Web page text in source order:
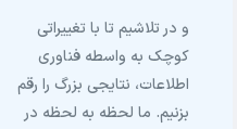
و در تلاشیم تا با تغییراتی
کوچک به واسطه فناوری
اطلاعات، نتایجی بزرگ را رقم
بزنیم. ما لحظه به لحظه در